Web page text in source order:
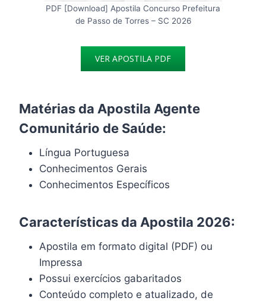
PDF [Download] Apostila Concurso Prefeitura
de Passo de Torres – SC 2026
VER APOSTILA PDF
Matérias da Apostila Agente
Comunitário de Saúde:
Língua Portuguesa
Conhecimentos Gerais
Conhecimentos Específicos
Características da Apostila 2026:
Apostila em formato digital (PDF) ou
Impressa
Possui exercícios gabaritados
Conteúdo completo e atualizado, de